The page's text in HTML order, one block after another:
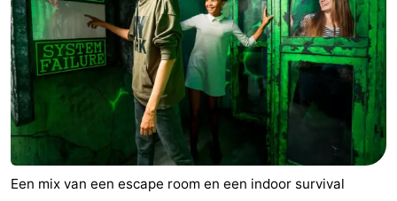
Een mix van een escape room en een indoor survival